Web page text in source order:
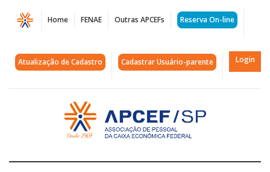
Página
Arquivos
customização
APCEF/SP
Home FENAE Outras APCEFs Reserva On-line
Atualização de Cadastro Cadastrar Usuário-parente Login
Acessar
página
inicial